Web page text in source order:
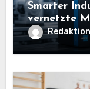
Smarter
vernetzte
Redaktion